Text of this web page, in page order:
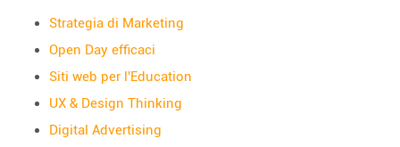
Strategia di Marketing
Open Day efficaci
Siti web per l'Education
UX & Design Thinking
Digital Advertising